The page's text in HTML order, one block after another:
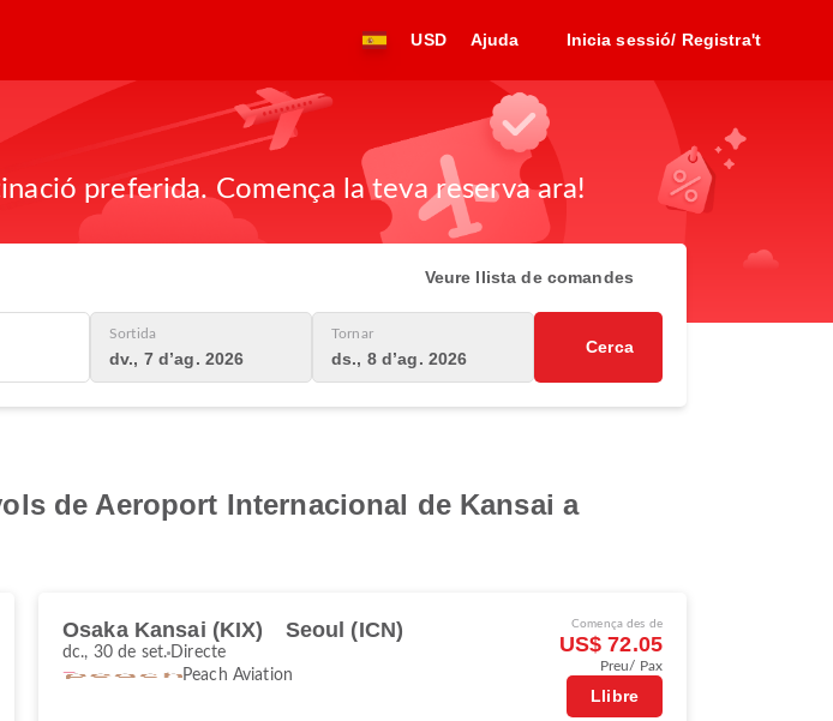
USD Ajuda Inicia sessió/ Registra't
preferida. Comença la teva reserva ara!
Veure llista de comandes
Sortida
dv., 7 d’ag. 2026
Tornar
ds., 8 d’ag. 2026
Cerca
de Aeroport Internacional de Kansai a
Osaka Kansai (KIX) Seoul (ICN)
dc., 30 de set. Directe
Peach Aviation
Comença des de
US$ 72.05
Preu/ Pax
Llibre